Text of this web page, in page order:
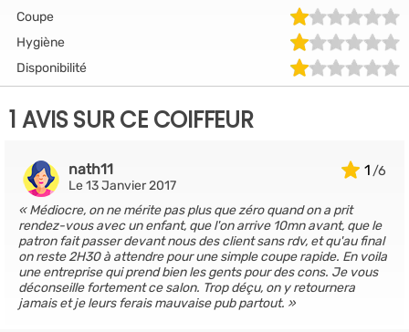
Coupe
Hygiène
Disponibilité
1 AVIS SUR CE COIFFEUR
1
nath11
Le 13 Janvier 2017
Médiocre, on ne mérite pas plus que zéro quand on a prit
rendez-vous avec un enfant, que l'on arrive 10mn avant, que le
patron fait passer devant nous des client sans rdv, et qu'au final
on reste 2H30 à attendre pour une simple coupe rapide. En voila
une entreprise qui prend bien les gents pour des cons. Je vous
déconseille fortement ce salon. Trop déçu, on y retournera
jamais et je leurs ferais mauvaise pub partout.